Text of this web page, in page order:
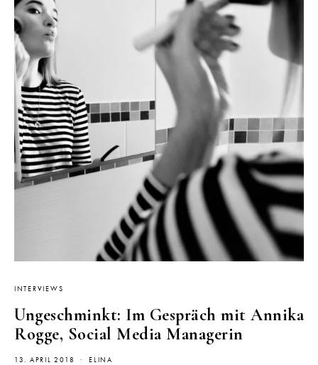
INTERVIEWS
Ungeschminkt: Im Gespräch mit Annika
Rogge, Social Media Managerin
13. APRIL 2018 ELINA